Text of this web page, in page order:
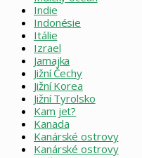
Indie
Indonésie
Itálie
Izrael
Jamajka
Jižní Čechy
Jižní Korea
Jižní Tyrolsko
Kam jet?
Kanada
Kanárské ostrovy
Kanárské ostrovy